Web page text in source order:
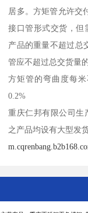
居多。方矩管允许交
接口管形式交货，但
产品的重量不超过总
管应不超过总交货量
方矩管的弯曲度每
0.2%
重庆仁邦有限公司生
之产品均设有大型发